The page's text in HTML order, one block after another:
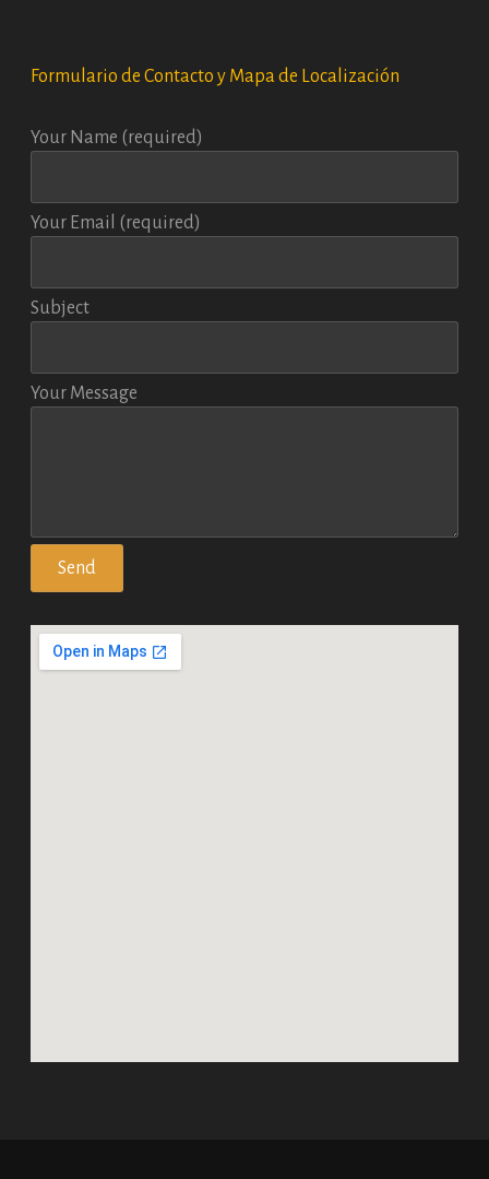
Formulario de Contacto y Mapa de Localización
Your Name (required)
Your Email (required)
Subject
Your Message